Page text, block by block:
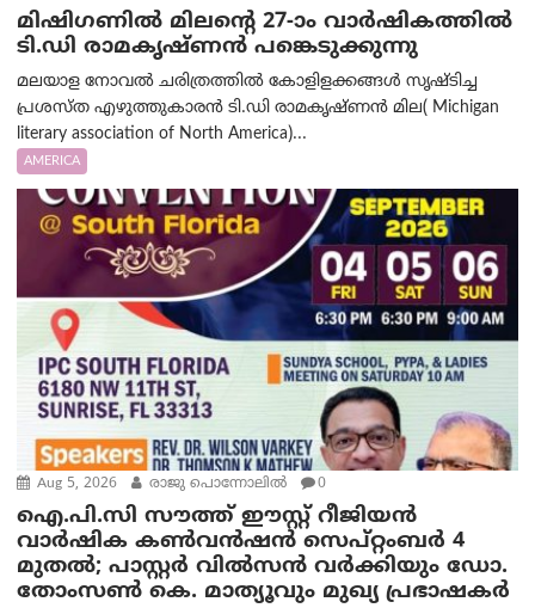
മിഷിഗണിൽ മിലന്റെ 27-ാം വാർഷികത്തിൽ
ടി.ഡി രാമകൃഷ്ണൻ പങ്കെടുക്കുന്നു
മലയാള നോവൽ ചരിത്രത്തിൽ കോളിളക്കങ്ങൾ സൃഷ്ടിച്ച
പ്രശസ്‌ത എഴുത്തുകാരൻ ടി.ഡി രാമകൃഷ്ണൻ മില( Michigan
literary association of North America)...
AMERICA
Aug 5, 2026 രാജു പൊന്നോലിൽ 0
ഐ.പി.സി സൗത്ത് ഈസ്റ്റ് റീജിയൻ
വാർഷിക കൺവൻഷൻ സെപ്റ്റംബർ 4
മുതൽ; പാസ്റ്റർ വിൽസൻ വർക്കിയും ഡോ.
തോംസൺ കെ. മാത്യൂവും മുഖ്യ പ്രഭാഷകർ